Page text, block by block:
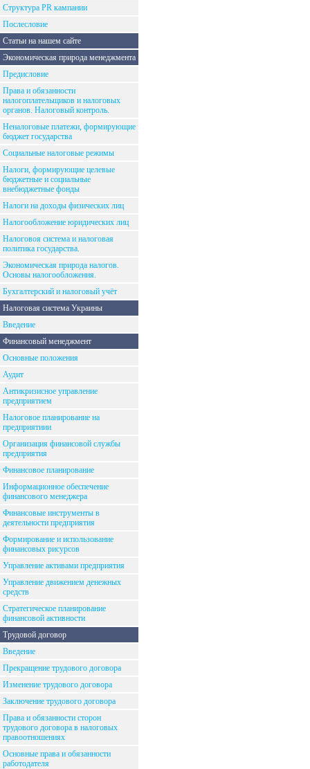
Структура PR кампании
Послесловие
Статьи на нашем сайте
Экономическая природа менеджмента
Предисловие
Права и обязанности
налогоплательщиков и налоговых
органов. Налоговый контроль.
Неналоговые платежи, формирующие
бюджет государства
Социальные налоговые режимы
Налоги, формирующие целевые
бюджетные и социальные
внебюджетные фонды
Налоги на доходы физических лиц
Налогообложение юридических лиц
Налоговоя система и налоговая
политика государства.
Экономическая природа налогов.
Основы налогообложения.
Бухгалтерский и налоговый учёт
Налоговая система Украины
Введение
Финансовый менеджмент
Основные положения
Аудит
Антикризисное управление
предприятием
Налоговое планирование на
предприятиии
Организация финансовой службы
предприятия
Финансовое планирование
Информационное обеспечение
финансового менеджера
Финансовые инструменты в
деятельности предприятия
Формирование и использование
финансовых рисурсов
Управление активами предприятия
Управление движением денежных
средств
Стратегическое планирование
финансовой активности
Трудовой договор
Введение
Прекращение трудового договора
Изменение трудового договора
Заключение трудового договора
Права и обязанности сторон
трудового договора в налоговых
правоотношениях
Основные права и обязанности
работодателя